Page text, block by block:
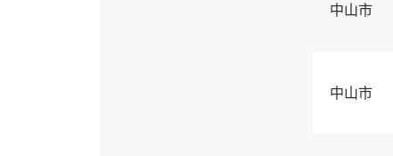
中山市
中山市